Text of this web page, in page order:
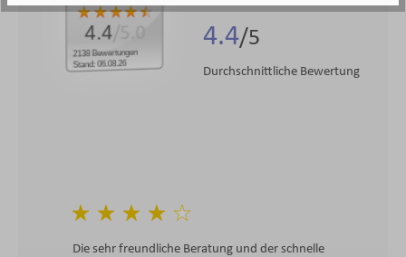
2138 Bewertungen
Stand: 06.08.26
4.4/5.0 4.4
Durchschnittliche Bewertung
Die sehr freundliche Beratung und der schnelle